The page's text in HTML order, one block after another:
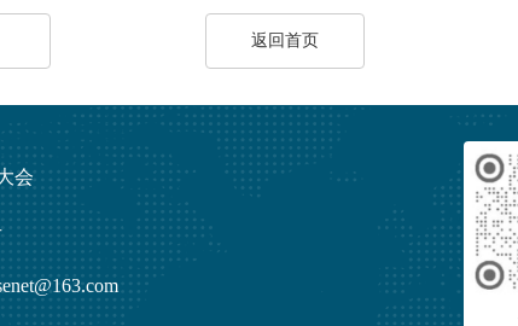
返回首页
大会